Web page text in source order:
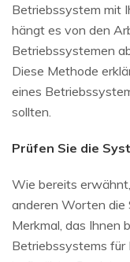
Betriebssystem mit
hängt es von den
Betriebssystemen
Diese Methode
eines
sollten.
Prüfen Sie die
Wie bereits
anderen Worten
Merkmal, das Ihnen
Betriebssystems für